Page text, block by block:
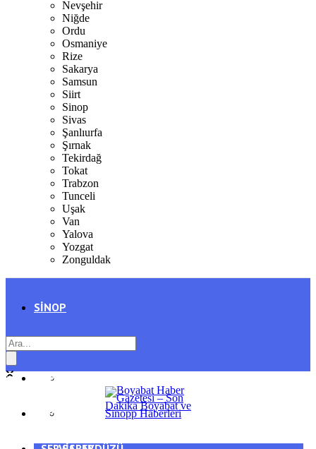
Nevşehir
Niğde
Ordu
Osmaniye
Rize
Sakarya
Samsun
Siirt
Sinop
Sivas
Şanlıurfa
Şırnak
Tekirdağ
Tokat
Trabzon
Tunceli
Uşak
Van
Yalova
Yozgat
Zonguldak
SINOP
AYANCIK
GENEL
SPOR